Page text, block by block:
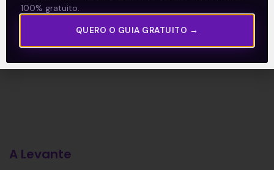
Leia mais
12/12/2023
A Levante
100% gratuito.
QUERO O GUIA GRATUITO →